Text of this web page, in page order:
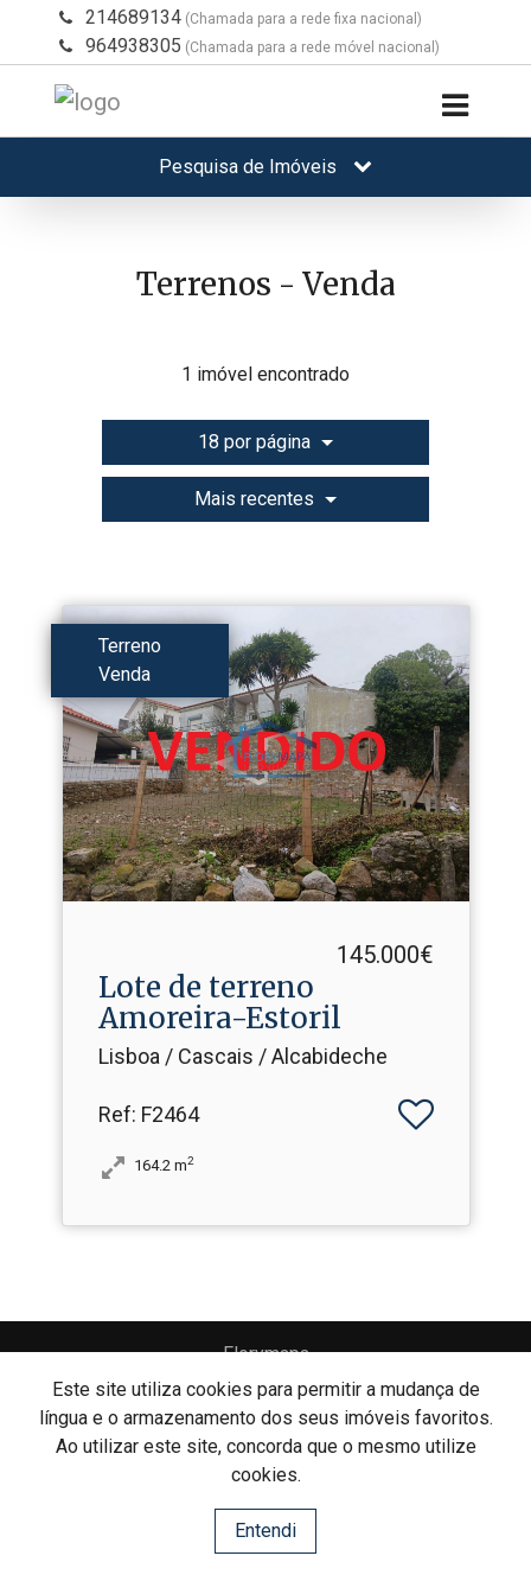
Este site utiliza cookies para permitir a mudança de
língua e o armazenamento dos seus imóveis favoritos.
Ao utilizar este site, concorda que o mesmo utilize
cookies.
Entendi
214689134 (Chamada para a rede fixa nacional)
964938305 (Chamada para a rede móvel nacional)
Pesquisa de Imóveis
Terrenos - Venda
1 imóvel encontrado
18 por página
Mais recentes
Terreno
Venda
145.000€
Lote de terreno
Amoreira-Estoril
Lisboa / Cascais / Alcabideche
Ref: F2464
164.2 m2
Florymapa
Florymapa - Mediação Imobiliária, LdaAMI: 7554
Centros de Resolução de Litígios
Política de Privacidade
Livro de Reclamações
Website e CRM Imobiliário